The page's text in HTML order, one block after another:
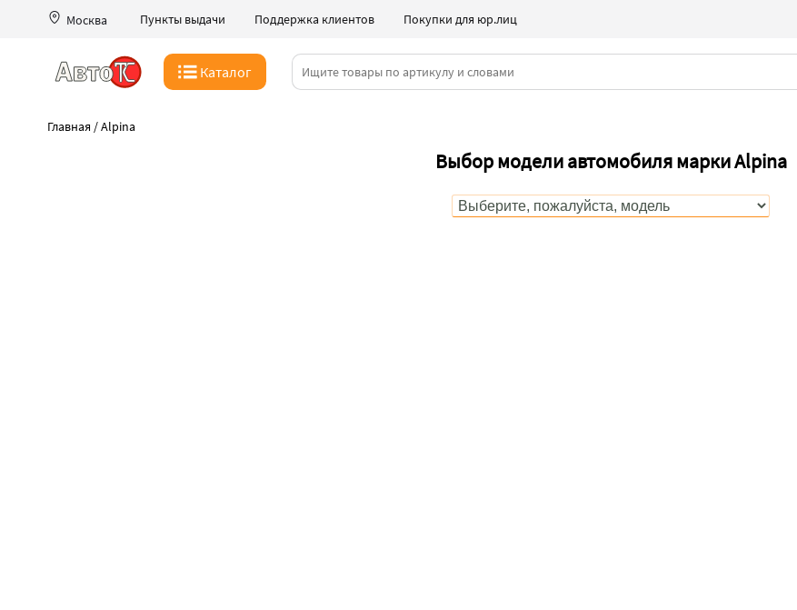
Москва Пункты выдачи Поддержка клиентов Покупки для юр.лиц
Каталог
Главная /Alpina
Выбор модели автомобиля марки Alpina